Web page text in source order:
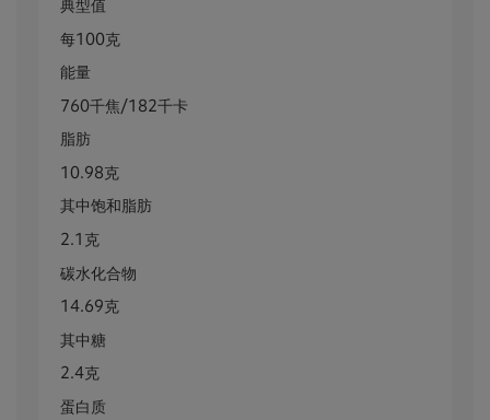
典型值
每100克
能量
760千焦/182千卡
脂肪
10.98克
其中饱和脂肪
2.1克
碳水化合物
14.69克
其中糖
2.4克
蛋白质